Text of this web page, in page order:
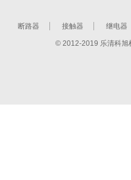
断路器 接触器 继电器
© 2012-2019 乐清科旭